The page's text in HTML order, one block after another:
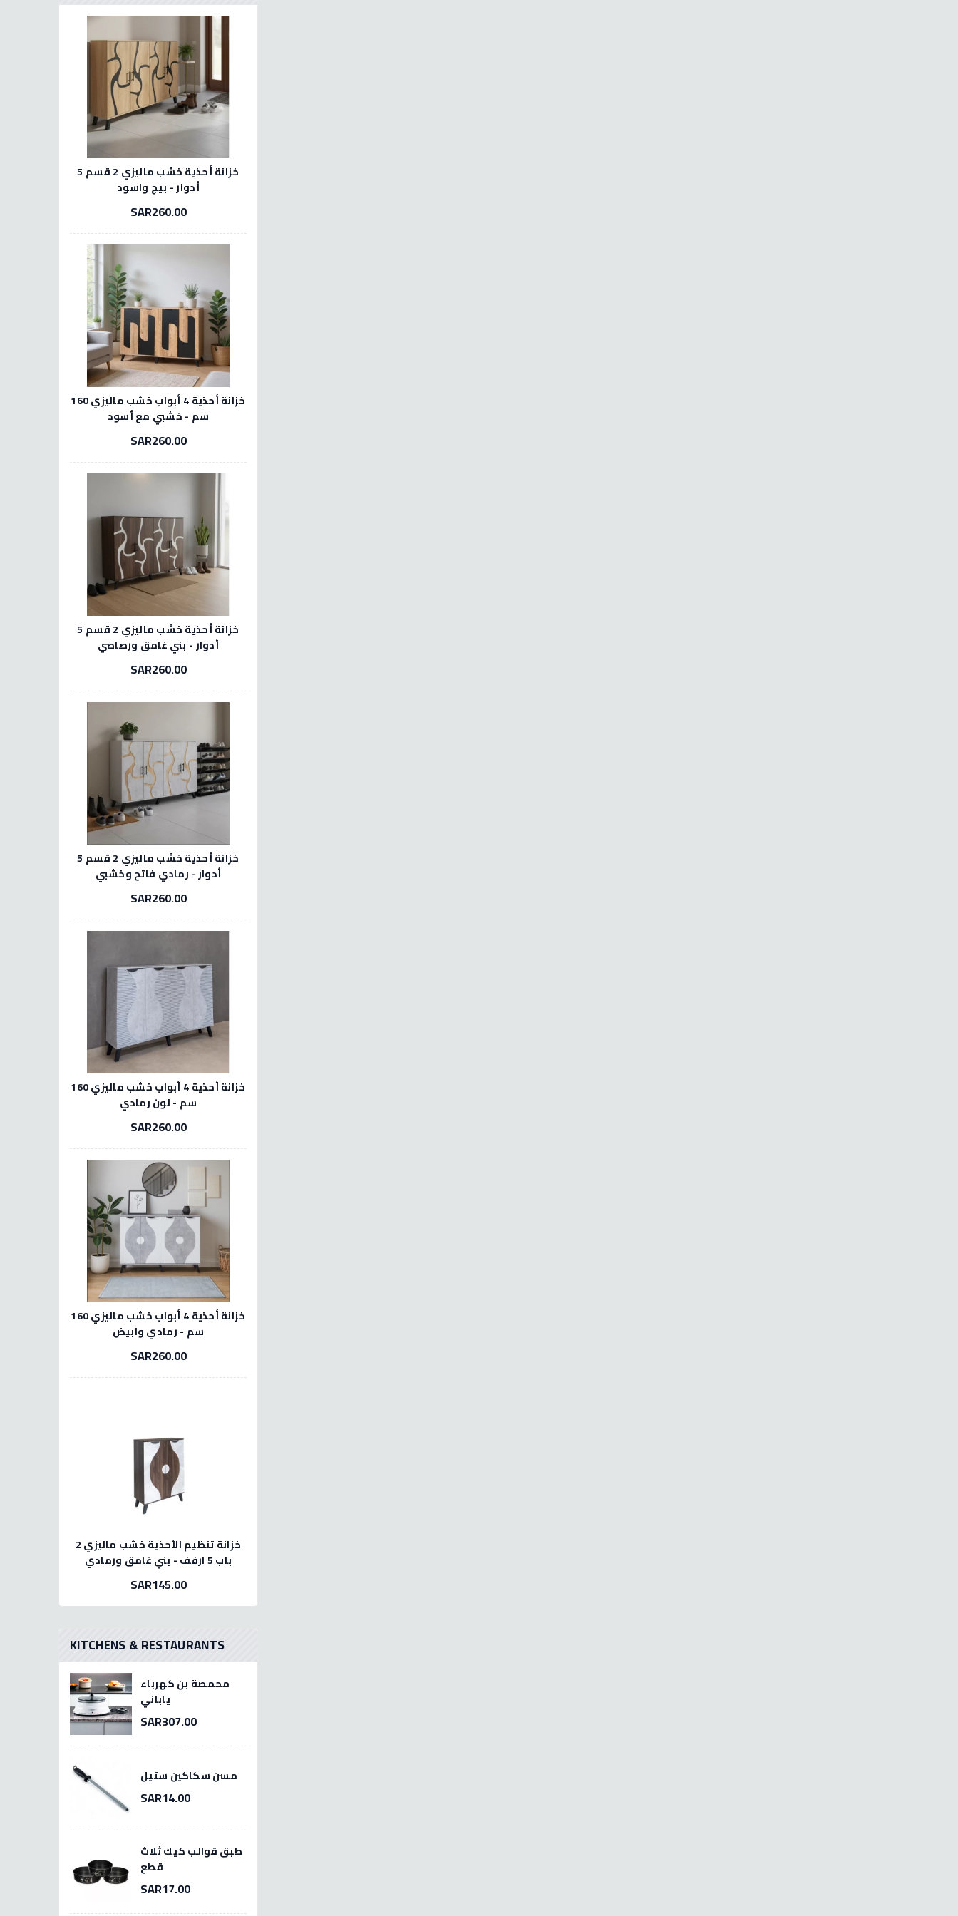
خزانة أحذية خشب ماليزي 2 قسم 5
أدوار - بيج واسود
SAR260.00
خزانة أحذية 4 أبواب خشب ماليزي 160
سم - خشبي مع أسود
SAR260.00
خزانة أحذية خشب ماليزي 2 قسم 5
أدوار - بني غامق ورصاصي
SAR260.00
خزانة أحذية خشب ماليزي 2 قسم 5
أدوار - رمادي فاتح وخشبي
SAR260.00
خزانة أحذية 4 أبواب خشب ماليزي 160
سم - لون رمادي
SAR260.00
خزانة أحذية 4 أبواب خشب ماليزي 160
سم - رمادي وابيض
SAR260.00
خزانة تنظيم الأحذية خشب ماليزي 2
باب 5 ارفف - بني غامق ورمادي
SAR145.00
KITCHENS & RESTAURANTS
محمصة بن كهرباء
ياباني
SAR307.00
مسن سكاكين ستيل
SAR14.00
طبق قوالب كيك ثلاث
قطع
SAR17.00